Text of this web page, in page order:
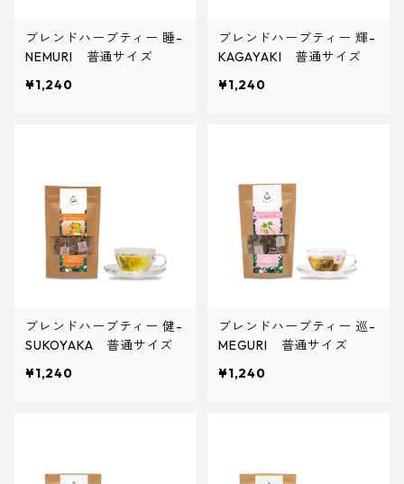
ブレンドハーブティー 睡-
NEMURI 普通サイズ
¥1,240
ブレンドハーブティー 輝-
KAGAYAKI 普通サイズ
¥1,240
ブレンドハーブティー 健-
SUKOYAKA 普通サイズ
¥1,240
ブレンドハーブティー 巡-
MEGURI 普通サイズ
¥1,240